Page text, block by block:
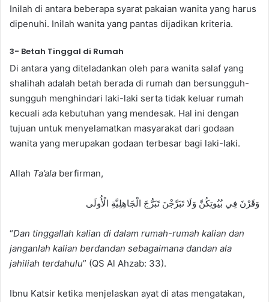
Inilah di antara beberapa syarat pakaian wanita yang harus
dipenuhi. Inilah wanita yang pantas dijadikan kriteria.
3- Betah Tinggal di Rumah
Di antara yang diteladankan oleh para wanita salaf yang
shalihah adalah betah berada di rumah dan bersungguh-
sungguh menghindari laki-laki serta tidak keluar rumah
kecuali ada kebutuhan yang mendesak. Hal ini dengan
tujuan untuk menyelamatkan masyarakat dari godaan
wanita yang merupakan godaan terbesar bagi laki-laki.
Allah Ta’ala berfirman,
وَقَرْنَ فِي بُيُوتِكُنَّ وَلَا تَبَرَّجْنَ تَبَرُّجَ الْجَاهِلِيَّةِ الْأُولَى
“Dan tinggallah kalian di dalam rumah-rumah kalian dan
janganlah kalian berdandan sebagaimana dandan ala
jahiliah terdahulu” (QS Al Ahzab: 33).
Ibnu Katsir ketika menjelaskan ayat di atas mengatakan,